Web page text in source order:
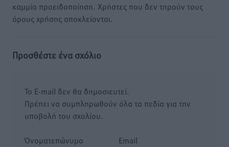
καμμία προειδοποίηση. Χρήστες που δεν τηρούν τους
όρους χρήσης αποκλείονται.
Προσθέστε ένα σχόλιο
Το E-mail δεν θα δημοσιευτεί.
Πρέπει να συμπληρωθούν όλα τα πεδία για την
υποβολή του σχολίου.
Όνοματεπώνυμο Email